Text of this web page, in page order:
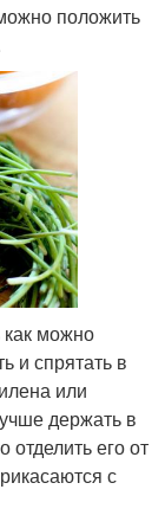
положить
как можно
и спрятать в
или
держать в
его от
с